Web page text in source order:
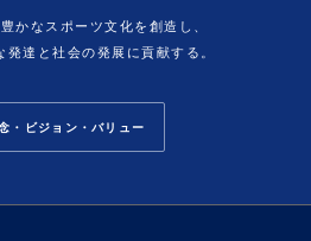
かなスポーツ文化を創造し、
発達と社会の発展に貢献する。
・ビジョン・バリュー